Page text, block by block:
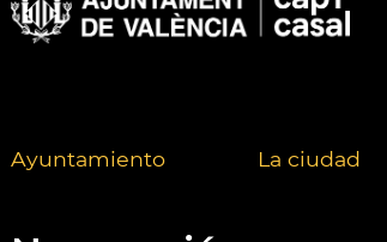
Ayuntamiento La ciudad